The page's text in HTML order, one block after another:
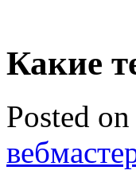
Какие
Posted